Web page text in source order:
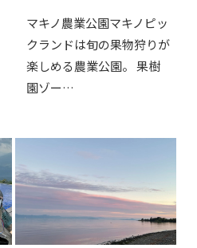
マキノ農業公園マキノピッ
クランドは旬の果物狩りが
楽しめる農業公園。 果樹
園ゾー…